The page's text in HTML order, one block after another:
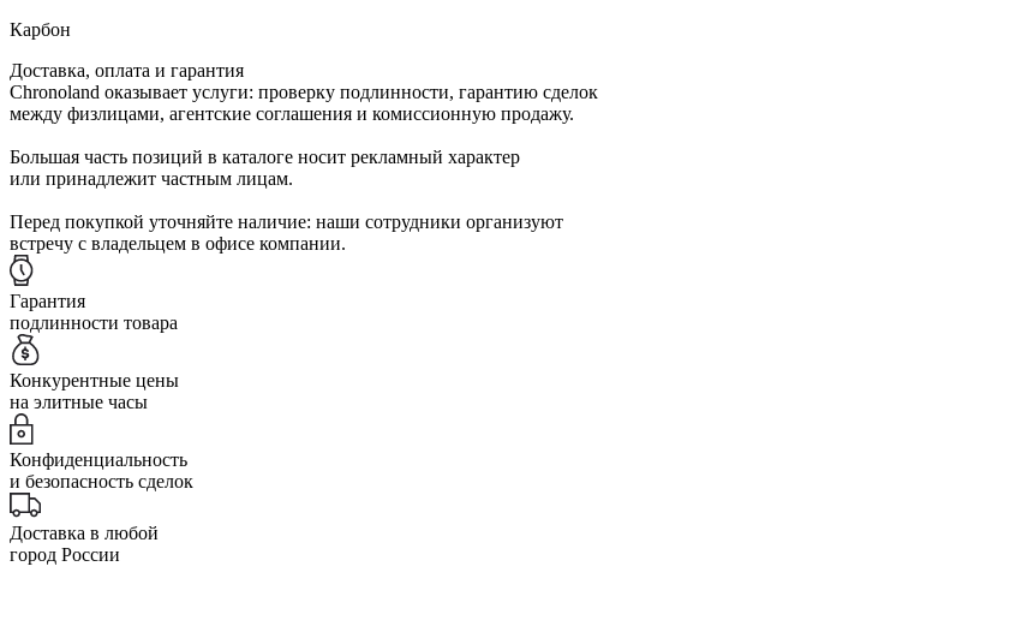
Карбон
Доставка, оплата и гарантия
Chronoland оказывает услуги: проверку подлинности, гарантию сделок
между физлицами, агентские соглашения и комиссионную продажу.
Большая часть позиций в каталоге носит рекламный характер
или принадлежит частным лицам.
Перед покупкой уточняйте наличие: наши сотрудники организуют
встречу с владельцем в офисе компании.
Гарантия
подлинности товара
Конкурентные цены
на элитные часы
Конфиденциальность
и безопасность сделок
Доставка в любой
город России